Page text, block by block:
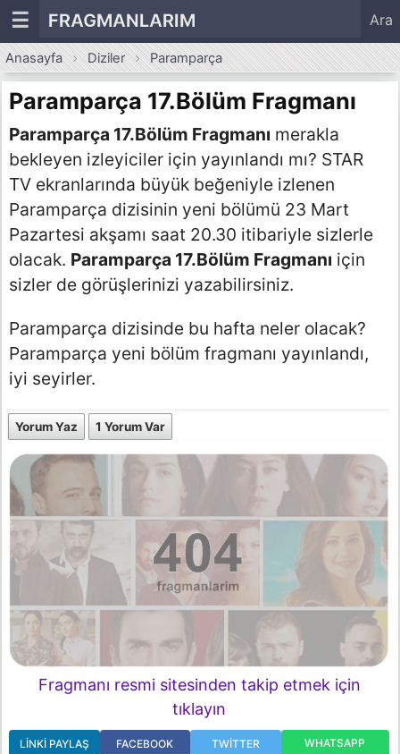
☰ FRAGMANLARIM Ara
Anasayfa Diziler Paramparça
Paramparça 17.Bölüm Fragmanı
Paramparça 17.Bölüm Fragmanı merakla
bekleyen izleyiciler için yayınlandı mı? STAR
TV ekranlarında büyük beğeniyle izlenen
Paramparça dizisinin yeni bölümü 23 Mart
Pazartesi akşamı saat 20.30 itibariyle sizlerle
olacak. Paramparça 17.Bölüm Fragmanı için
sizler de görüşlerinizi yazabilirsiniz.
Paramparça dizisinde bu hafta neler olacak?
Paramparça yeni bölüm fragmanı yayınlandı,
iyi seyirler.
Yorum Yaz 1 Yorum Var
Fragmanı resmi sitesinden takip etmek için
tıklayın
LINKI PAYLAŞ FACEBOOK TWITTER WHATSAPP